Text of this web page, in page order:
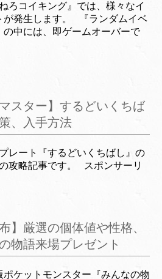
ろコイキング』では、様々なイ
が発生します。 『ランダムイベ
の中には、即ゲームオーバーで
スター】するどいくちば
、入手方法
レート『するどいくちばし』の
攻略記事です。 スポンサーリ
】厳選の個体値や性格、
物語来場プレゼント
ポケットモンスター『みんなの物